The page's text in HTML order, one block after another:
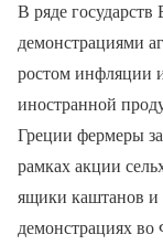
В ряде государств
демонстрациями
ростом инфляции
иностранной
Греции фермеры
рамках акции
ящики каштанов и
демонстрациях